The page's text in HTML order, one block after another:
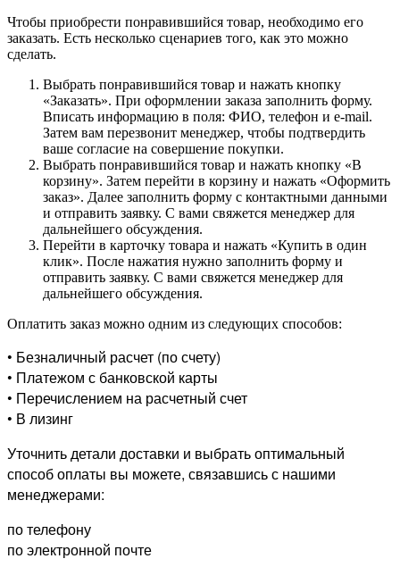
Чтобы приобрести понравившийся товар, необходимо его
заказать. Есть несколько сценариев того, как это можно
сделать.
Выбрать понравившийся товар и нажать кнопку
«Заказать». При оформлении заказа заполнить форму.
Вписать информацию в поля: ФИО, телефон и e-mail.
Затем вам перезвонит менеджер, чтобы подтвердить
ваше согласие на совершение покупки.
Выбрать понравившийся товар и нажать кнопку «В
корзину». Затем перейти в корзину и нажать «Оформить
заказ». Далее заполнить форму с контактными данными
и отправить заявку. С вами свяжется менеджер для
дальнейшего обсуждения.
Перейти в карточку товара и нажать «Купить в один
клик». После нажатия нужно заполнить форму и
отправить заявку. С вами свяжется менеджер для
дальнейшего обсуждения.
Оплатить заказ можно одним из следующих способов:
• Безналичный расчет (по счету)
• Платежом с банковской карты
• Перечислением на расчетный счет
• В лизинг
Уточнить детали доставки и выбрать оптимальный
способ оплаты вы можете, связавшись с нашими
менеджерами:
по телефону
по электронной почте